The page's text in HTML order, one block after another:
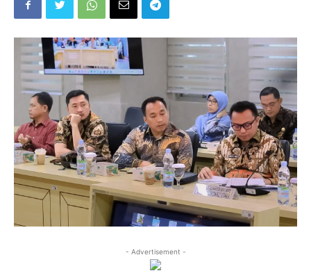
- Advertisement -